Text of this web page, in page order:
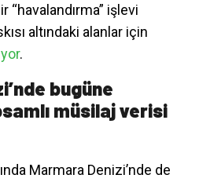
“havalandırma” işlevi
altındaki alanlar için
.
bugüne
müsilaj verisi
Marmara Denizi’nde de